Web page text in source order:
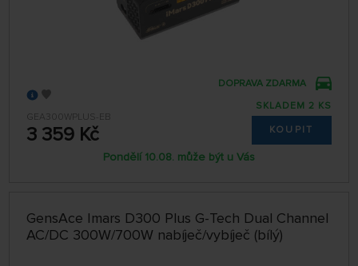
GEA300WPLUS-EB
3 359 Kč
DOPRAVA ZDARMA
SKLADEM 2 KS
KOUPIT
Pondělí 10.08. může být u Vás
GensAce Imars D300 Plus G-Tech Dual Channel
AC/DC 300W/700W nabíječ/vybíječ (bílý)